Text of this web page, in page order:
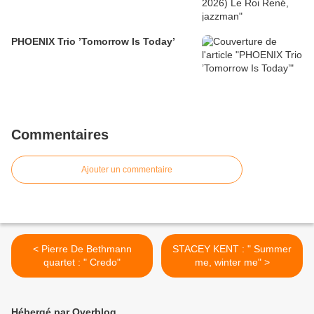
PHOENIX Trio ’Tomorrow Is Today’
Commentaires
Ajouter un commentaire
< Pierre De Bethmann
quartet : " Credo"
STACEY KENT : " Summer
me, winter me" >